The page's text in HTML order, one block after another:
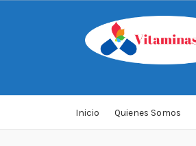
Saltar
a
navegación
al
contenido
Inicio Quienes Somos